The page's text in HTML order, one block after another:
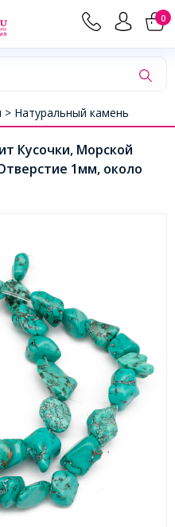
0
> Натуральный камень
Кусочки, Морской
1мм, около